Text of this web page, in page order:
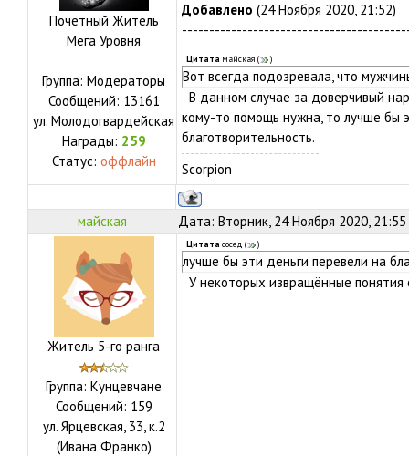
Почетный Житель
Мега Уровня
Группа: Модераторы
Сообщений: 13161
ул. Молодогвардейская
Награды: 259
Статус: оффлайн
Добавлено (24 Ноября 2020, 21:52)
Цитата майская ( )
Вот всегда подозревала, что
В данном случае за доверчивый
кому-то помощь нужна, то лучше бы
благотворительность.
Scorpion
майская Дата: Вторник, 24 Ноября 2020,
Житель 5-го ранга
Группа: Кунцевчане
Сообщений: 159
ул. Ярцевская, 33, к.2
(Ивана Франко)
Цитата сосед ( )
лучше бы эти деньги перевели на
У некоторых извращённые